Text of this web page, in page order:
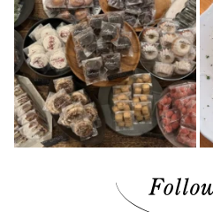
マチボン高知(1)
Story of cheesecake.(1)
西予(1)
山の学び舎 古岩屋(1)
スパイス探訪(2)
ギフト(3)
タグを削除: YODOSENサポーター
ほわいとファーム(4)
マルシェ(9) 隠れ
愛媛のイイモノを探しに！(2)
石本藤雄(1)
岡村島(3)
民藝(3) アーキテクト工房